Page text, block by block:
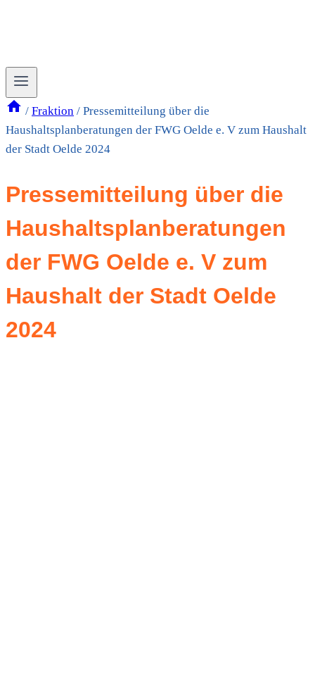
/ Fraktion / Pressemitteilung über die
Haushaltsplanberatungen der FWG Oelde e. V zum Haushalt
der Stadt Oelde 2024
Pressemitteilung über die
Haushaltsplanberatungen
der FWG Oelde e. V zum
Haushalt der Stadt Oelde
2024